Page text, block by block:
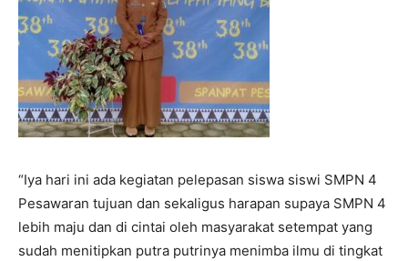
“Iya hari ini ada kegiatan pelepasan siswa siswi SMPN 4
Pesawaran tujuan dan sekaligus harapan supaya SMPN 4
lebih maju dan di cintai oleh masyarakat setempat yang
sudah menitipkan putra putrinya menimba ilmu di tingkat